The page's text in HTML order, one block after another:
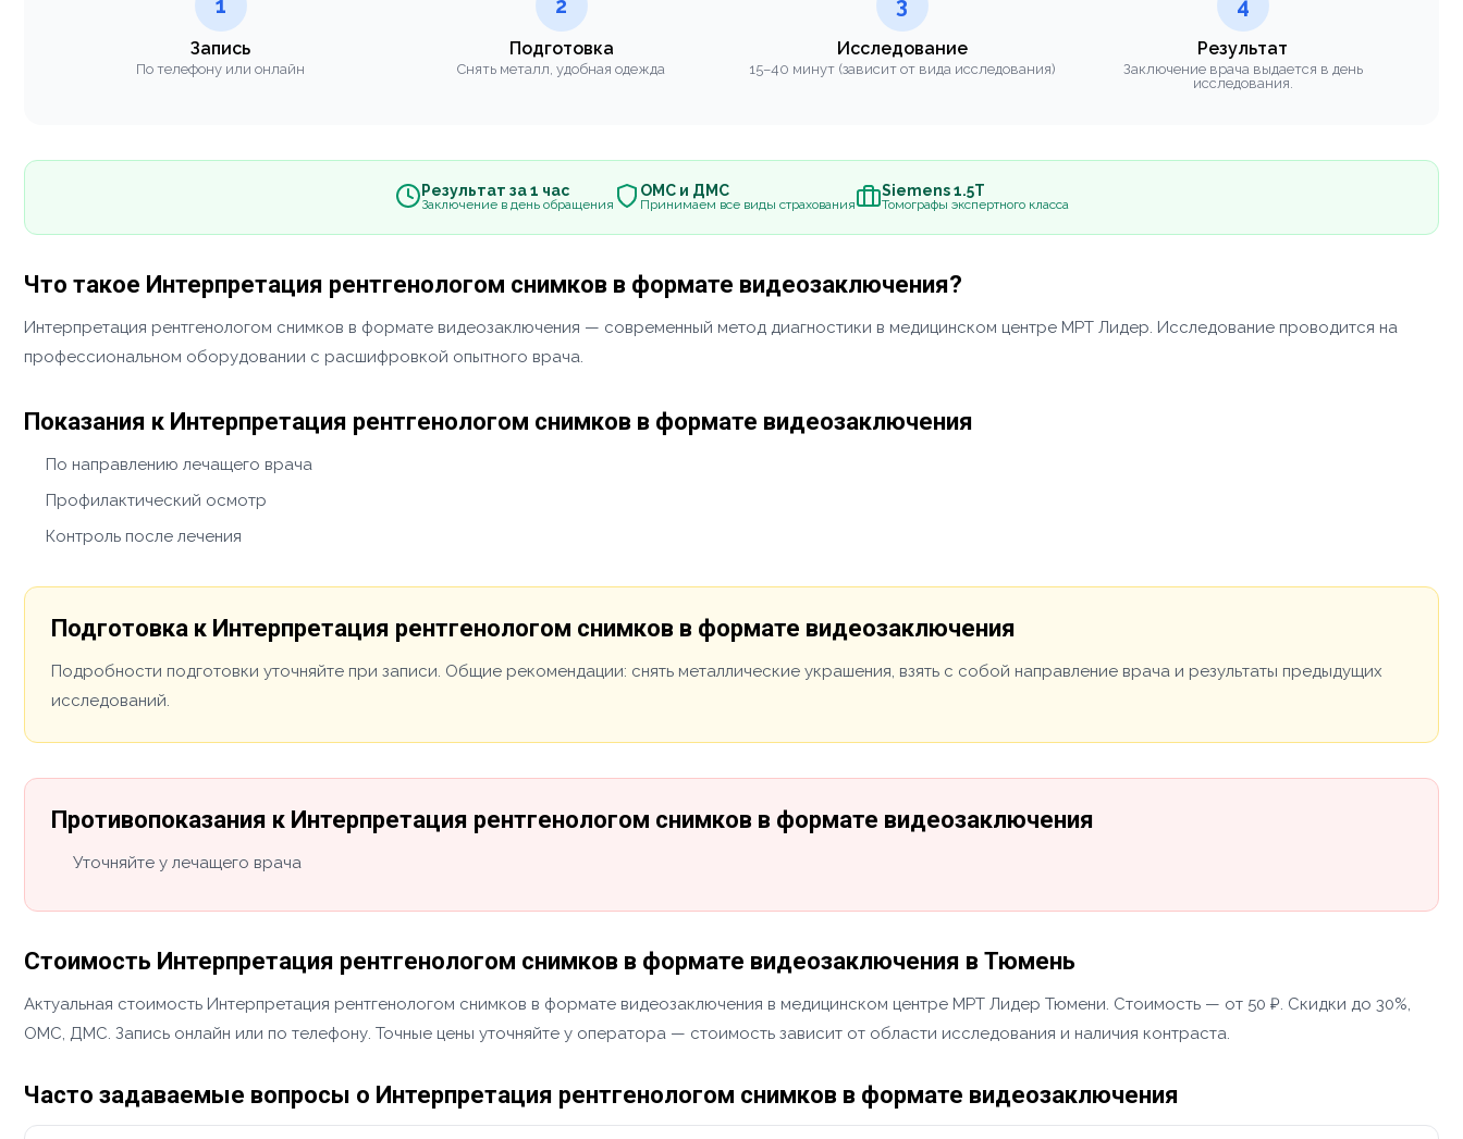
Запись
По телефону или онлайн
Подготовка
Снять металл, удобная одежда
Исследование
15–40 минут (зависит от вида исследования)
Результат
Заключение врача выдается в день
исследования.
Результат за 1 час
Заключение в день обращения
ОМС и ДМС
Принимаем все виды страхования
Siemens 1.5Т
Томографы экспертного класса
Что такое Интерпретация рентгенологом снимков в формате видеозаключения?
Интерпретация рентгенологом снимков в формате видеозаключения — современный метод диагностики в медицинском центре МРТ Лидер. Исследование проводится на
профессиональном оборудовании с расшифровкой опытного врача.
Показания к Интерпретация рентгенологом снимков в формате видеозаключения
По направлению лечащего врача
Профилактический осмотр
Контроль после лечения
Подготовка к Интерпретация рентгенологом снимков в формате видеозаключения
Подробности подготовки уточняйте при записи. Общие рекомендации: снять металлические украшения, взять с собой направление врача и результаты предыдущих
исследований.
Противопоказания к Интерпретация рентгенологом снимков в формате видеозаключения
Уточняйте у лечащего врача
Стоимость Интерпретация рентгенологом снимков в формате видеозаключения в Тюмень
Актуальная стоимость Интерпретация рентгенологом снимков в формате видеозаключения в медицинском центре МРТ Лидер Тюмени. Стоимость — от 50 ₽. Скидки до 30%,
ОМС, ДМС. Запись онлайн или по телефону. Точные цены уточняйте у оператора — стоимость зависит от области исследования и наличия контраста.
Часто задаваемые вопросы о Интерпретация рентгенологом снимков в формате видеозаключения